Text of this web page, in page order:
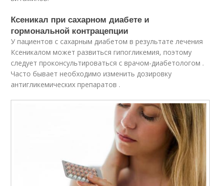
Ксеникал при сахарном диабете и
гормональной контрацепции
У пациентов с сахарным диабетом в результате лечения
Ксеникалом может развиться гипогликемия, поэтому
следует проконсультироваться с врачом-диабетологом .
Часто бывает необходимо изменить дозировку
антигликемических препаратов .